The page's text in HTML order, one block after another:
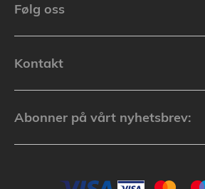
Følg oss
Kontakt
Abonner på vårt nyhetsbrev: